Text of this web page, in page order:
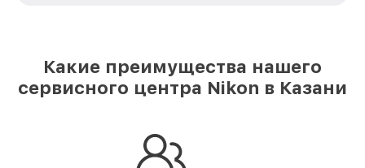
Какие преимущества нашего
сервисного центра Nikon в Казани